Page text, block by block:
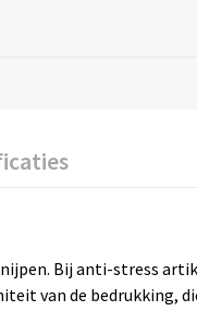
Bij anti-stress
van de bedrukking,